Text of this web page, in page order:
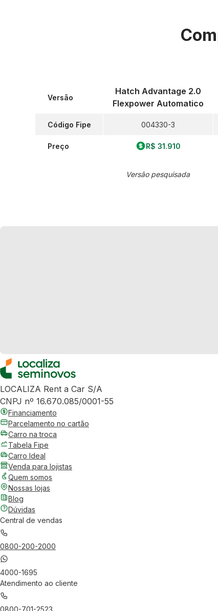
Versão
Código Fipe
Preço
Hatch Advantage 2.0
Flexpower Automatico
004330-3
R$ 31.910
Versão pesquisada
LOCALIZA Rent a Car S/A
CNPJ nº 16.670.085/0001-55
Financiamento
Parcelamento no cartão
Carro na troca
Tabela Fipe
Carro Ideal
Venda para lojistas
Quem somos
Nossas lojas
Blog
Dúvidas
Central de vendas
0800-200-2000
4000-1695
Atendimento ao cliente
0800-701-2523